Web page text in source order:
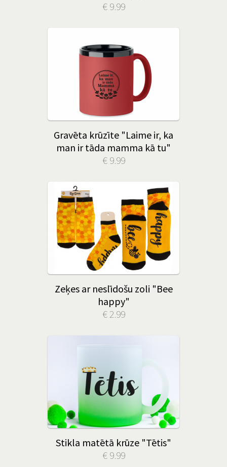
€ 9.99
Gravēta krūzīte "Laime ir, ka
man ir tāda mamma kā tu"
€ 9.99
Zeķes ar neslīdošu zoli "Bee
happy"
€ 2.99
Stikla matētā krūze "Tētis"
€ 9.99